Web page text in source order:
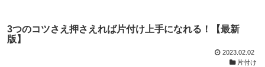
3つのコツさえ押さえれば片付け上手になれる！【最新
版】
2023.02.02
片付け